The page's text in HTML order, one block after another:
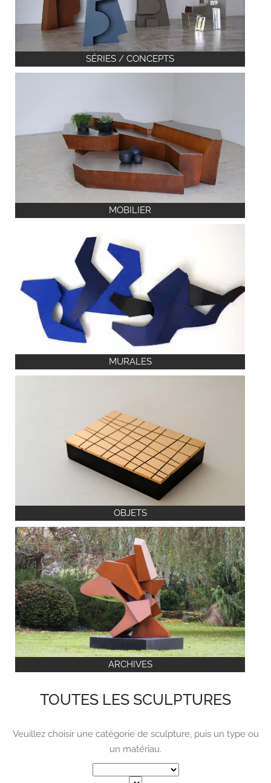
SÉRIES / CONCEPTS
MOBILIER
MURALES
OBJETS
ARCHIVES
TOUTES LES SCULPTURES
Veuillez choisir une catégorie de sculpture, puis un type ou
un matériau.